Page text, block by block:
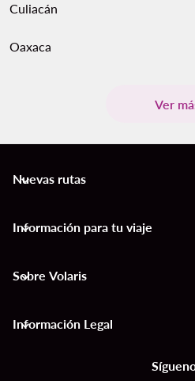
Culiacán
Oaxaca
Ver
Nuevas rutas
keyboard_arrow_down
Información para tu viaje
keyboard_arrow_down
Sobre Volaris
keyboard_arrow_down
Información Legal
keyboard_arrow_down